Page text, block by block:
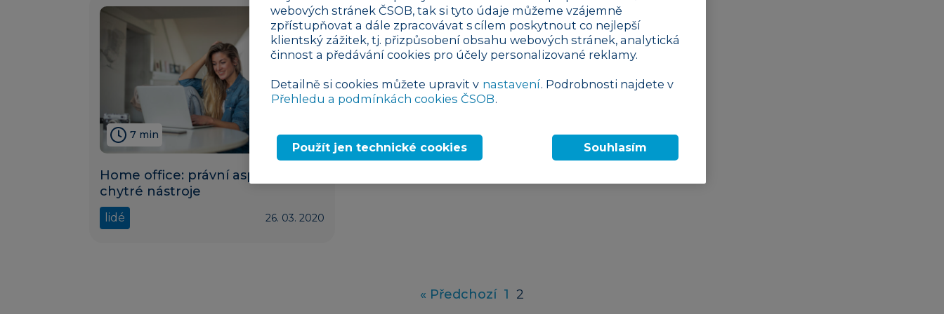
7 min
Home office: právní aspekty a
chytré nástroje
lidé 26. 03. 2020
« Předchozí 1 2
webových stránek ČSOB, tak si tyto údaje můžeme vzájemně
zpřístupňovat a dále zpracovávat s cílem poskytnout co nejlepší
klientský zážitek, tj. přizpůsobení obsahu webových stránek, analytická
činnost a předávání cookies pro účely personalizované reklamy.
Detailně si cookies můžete upravit v nastavení. Podrobnosti najdete v
Přehledu a podmínkách cookies ČSOB.
Použít jen technické cookies Souhlasím